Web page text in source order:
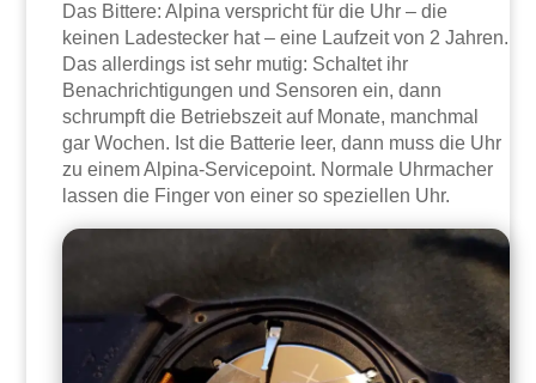
Das Bittere: Alpina verspricht für die Uhr – die
keinen Ladestecker hat – eine Laufzeit von 2 Jahren.
Das allerdings ist sehr mutig: Schaltet ihr
Benachrichtigungen und Sensoren ein, dann
schrumpft die Betriebszeit auf Monate, manchmal
gar Wochen. Ist die Batterie leer, dann muss die Uhr
zu einem Alpina-Servicepoint. Normale Uhrmacher
lassen die Finger von einer so speziellen Uhr.